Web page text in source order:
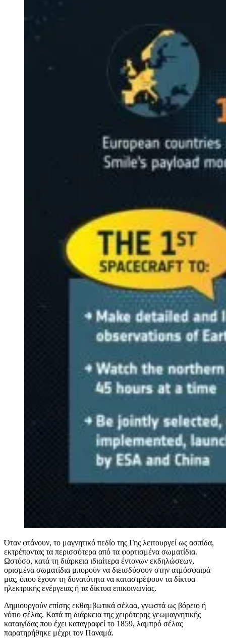
Όταν φτάνουν, το μαγνητικό πεδίο της Γης λειτουργεί ως ασπίδα,
εκτρέποντας τα περισσότερα από τα φορτισμένα σωματίδια.
Ωστόσο, κατά τη διάρκεια ιδιαίτερα έντονων εκδηλώσεων,
ορισμένα σωματίδια μπορούν να διεισδύσουν στην ατμόσφαιρά
μας, όπου έχουν τη δυνατότητα να καταστρέψουν τα δίκτυα
ηλεκτρικής ενέργειας ή τα δίκτυα επικοινωνίας.
Δημιουργούν επίσης εκθαμβωτικά σέλαα, γνωστά ως βόρειο ή
νότιο σέλας. Κατά τη διάρκεια της χειρότερης γεωμαγνητικής
καταιγίδας που έχει καταγραφεί το 1859, λαμπρό σέλας
παρατηρήθηκε μέχρι τον Παναμά.